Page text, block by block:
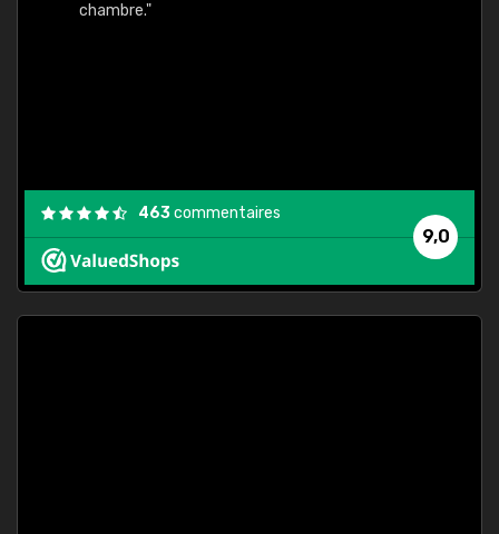
chambre."
9,0
463commentaires